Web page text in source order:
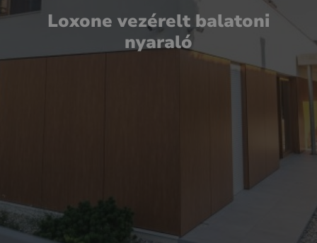
Loxone vezérelt balatoni
nyaraló